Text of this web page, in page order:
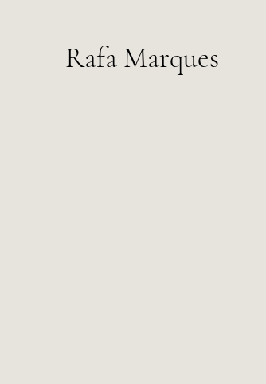
Rafa Marques